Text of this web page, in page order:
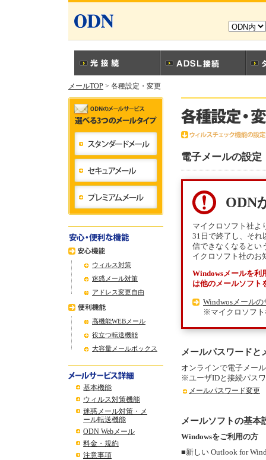
メールTOP > 各種設定・変更
ウィルス対策
迷惑メール対策
アドレス変更自由
高機能WEBメール
役立つ転送機能
大容量メールボックス
基本機能
ウィルス対策機能
迷惑メール対策・メ
ール転送機能
ODN Webメール
料金・規約
注意事項
電子メールの設定
ODN
マイクロソフト社よ
31日で終了し、それ
信できなくなるとい
イクロソフト社のお
Windowsメールを利
は他のメールソフト
Windwosメール
※マイクロソフト
メールパスワードと
オンラインで電子メー
※ユーザIDと接続パス
メールパスワード変更
メールソフトの基本
Windowsをご利用の方
■新しい Outlook for